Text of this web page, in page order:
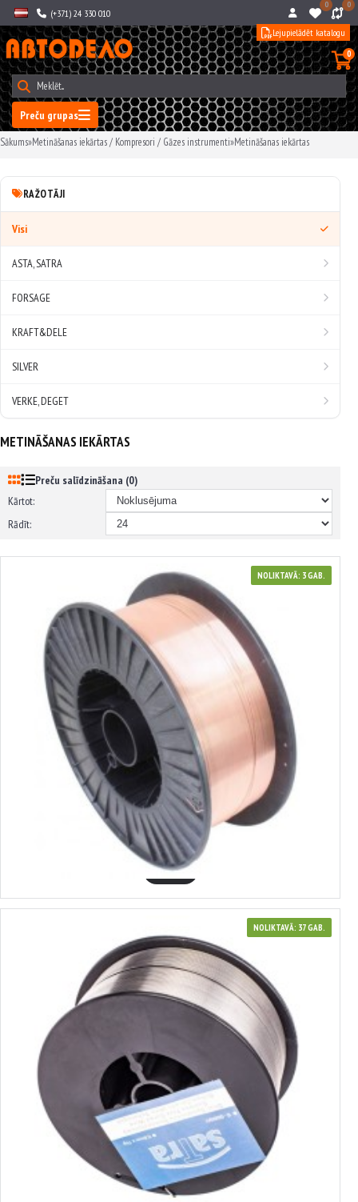
(+371) 24 330 010
0 0
Preču grupas
0
Lejupielādēt katalogu
Sākums»Metināšanas iekārtas / Kompresori / Gāzes instrumenti»Metināšanas iekārtas
RAŽOTĀJI
Visi
ASTA, SATRA
FORSAGE
KRAFT&DELE
SILVER
VERKE, DEGET
METINĀŠANAS IEKĀRTAS
Preču salīdzināšana (0)
Kārtot:
Rādīt:
NOLIKTAVĀ: 3 GAB.
Ar varu pārklāta CO2 stieple lokmetināšanai SATRA
44.47€
GROZĀ
NOLIKTAVĀ: 37 GAB.
Augstas kvalitātes MIG metināšanas stieple tēraudam. SATRA
6.39€